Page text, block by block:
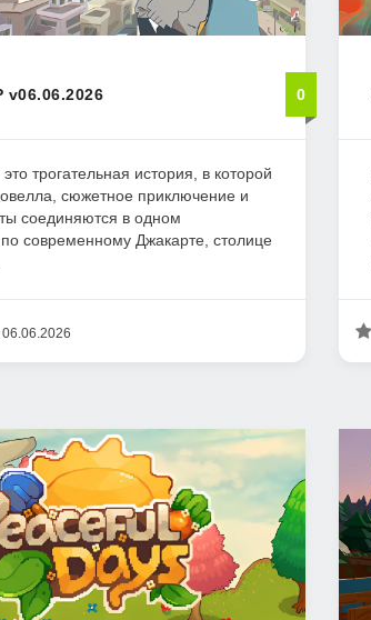
v06.06.2026 0
трогательная история, в которой
сюжетное приключение и
соединяются в одном
современному Джакарте, столице
06.06.2026